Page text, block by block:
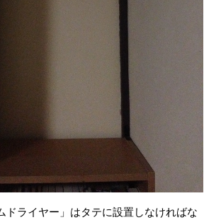
ドライヤー」はタテに設置しなければな